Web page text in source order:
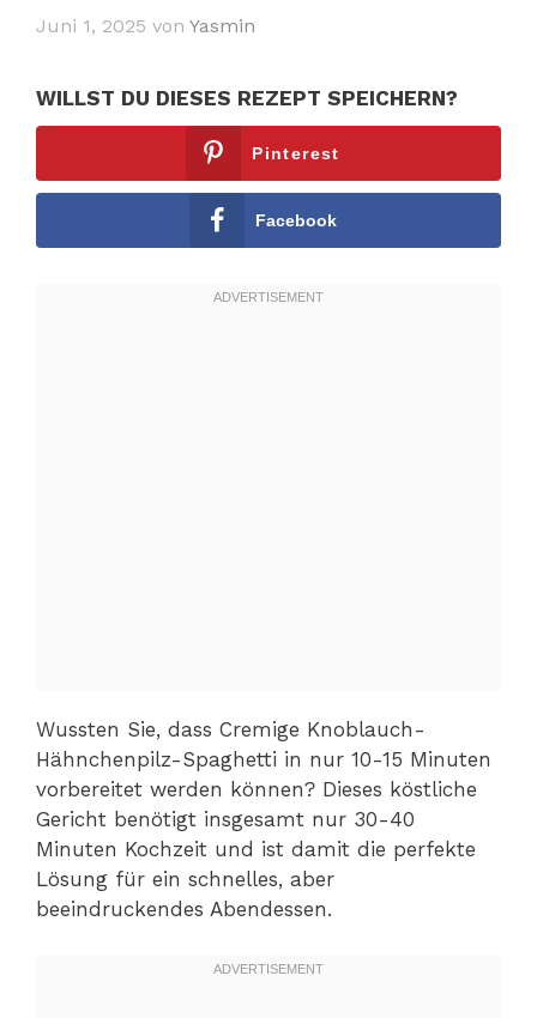
Juni 1, 2025 vonYasmin
WILLST DU DIESES REZEPT SPEICHERN?
Pinterest
Facebook
Wussten Sie, dass Cremige Knoblauch-
Hähnchenpilz-Spaghetti in nur 10-15 Minuten
vorbereitet werden können? Dieses köstliche
Gericht benötigt insgesamt nur 30-40
Minuten Kochzeit und ist damit die perfekte
Lösung für ein schnelles, aber
beeindruckendes Abendessen.